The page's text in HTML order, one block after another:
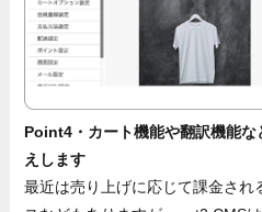
Point4・カート機能や翻訳機能
えします
最近は売り上げに応じて課金され